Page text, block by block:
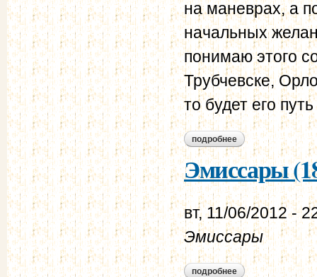
на маневрах, а
начальных
понимаю этого
Трубчевске,
то будет его
подробнее о в.и. штейнгейль
Эмиссары
вт, 11/06/2012 -
Эмиссары
подробнее о эмиссары (1845